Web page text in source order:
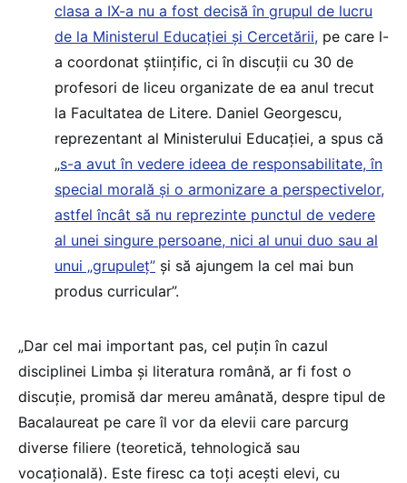
clasa a IX-a nu a fost decisă în grupul de lucru
de la Ministerul Educației și Cercetării, pe care l-
a coordonat științific, ci în discuții cu 30 de
profesori de liceu organizate de ea anul trecut
la Facultatea de Litere. Daniel Georgescu,
reprezentant al Ministerului Educației, a spus că
„s-a avut în vedere ideea de responsabilitate, în
special morală și o armonizare a perspectivelor,
astfel încât să nu reprezinte punctul de vedere
al unei singure persoane, nici al unui duo sau al
unui „grupuleț” și să ajungem la cel mai bun
produs curricular”.
„Dar cel mai important pas, cel puțin în cazul
disciplinei Limba și literatura română, ar fi fost o
discuție, promisă dar mereu amânată, despre tipul de
Bacalaureat pe care îl vor da elevii care parcurg
diverse filiere (teoretică, tehnologică sau
vocațională). Este firesc ca toți acești elevi, cu